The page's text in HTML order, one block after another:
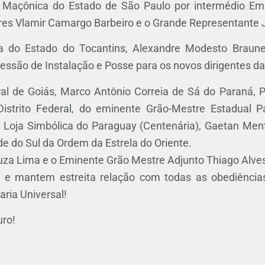
do Estado de São Paulo por intermédio
Vlamir Camargo Barbeiro e o Grande Representante
do Estado do Tocantins, Alexandre Modesto
de Instalação e Posse para os novos dirigentes
de Goiás, Marco Antônio Correia de Sá do Paraná,
Federal, do eminente Grão-Mestre Estadual
Simbólica do Paraguay (Centenária), Gaetan
do Sul da Ordem da Estrela do Oriente.
Lima e o Eminente Grão Mestre Adjunto Thiago
mantem estreita relação com todas as
Universal!